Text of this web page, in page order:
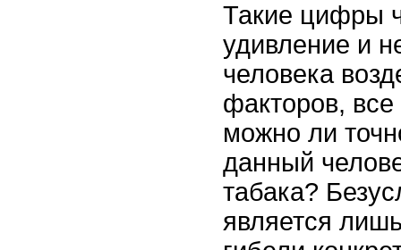
Такие цифры
удивление и
человека
факторов,
можно ли
данный
табака?
является